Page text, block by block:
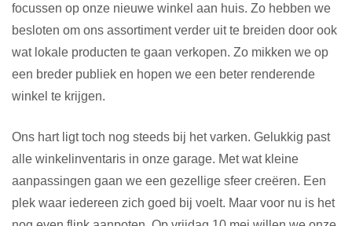
focussen op onze nieuwe winkel aan huis. Zo hebben we
besloten om ons assortiment verder uit te breiden door ook
wat lokale producten te gaan verkopen. Zo mikken we op
een breder publiek en hopen we een beter renderende
winkel te krijgen.
Ons hart ligt toch nog steeds bij het varken. Gelukkig past
alle winkelinventaris in onze garage. Met wat kleine
aanpassingen gaan we een gezellige sfeer creëren. Een
plek waar iedereen zich goed bij voelt. Maar voor nu is het